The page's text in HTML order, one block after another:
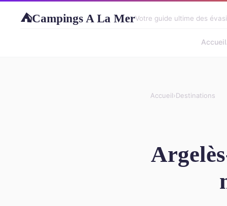
⛺Campings A La MerVotre guide ultime des
Accueil
Accueil›Destinations